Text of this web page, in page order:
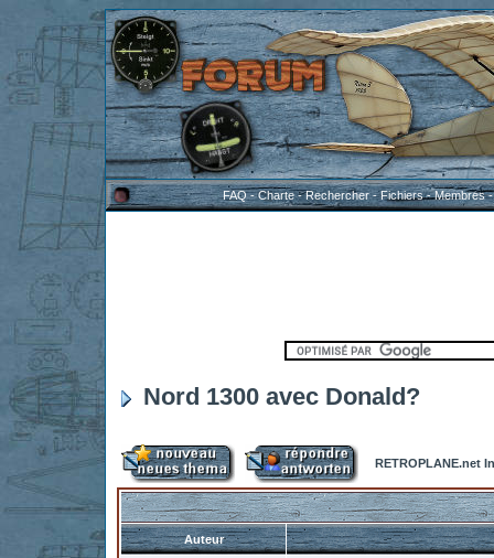
FAQ-Charte-Rechercher-Fichiers-Membres
Nord 1300 avec Donald?
RETROPLANE.net
Auteur